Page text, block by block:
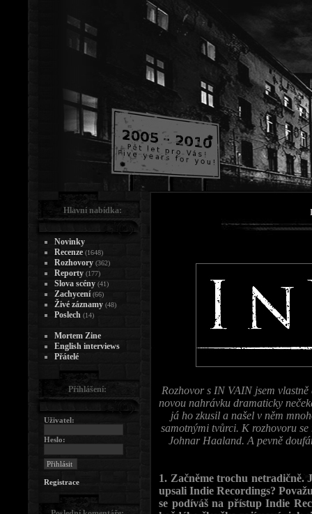
Rozhovor s IN VAIN jsem
novou nahrávku dramaticky
já ho zkusil a našel v něm
samotnými tvůrci. K rozhovoru
Johnar Haaland. A pevně
1. Začněme trochu netradičně.
upsali Indie Recordings?
se podíváš na přístup Indie
Hlavní nabídka:
Novinky
Recenze (1648)
Rozhovory (362)
Reporty (177)
Slova scény (41)
Zachycení (66)
Živé záznamy (48)
Poslech (14)
Mortem Zine
English interviews
Přátelé
Přihlášení:
Uživatel:
Heslo:
Registrace